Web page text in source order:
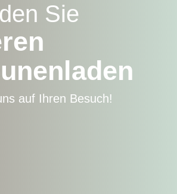
Sie
auf Ihren Besuch!